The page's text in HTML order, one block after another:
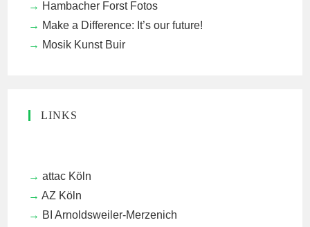
Hambacher Forst Fotos
Make a Difference: It’s our future!
Mosik Kunst Buir
LINKS
attac Köln
AZ Köln
BI Arnoldsweiler-Merzenich